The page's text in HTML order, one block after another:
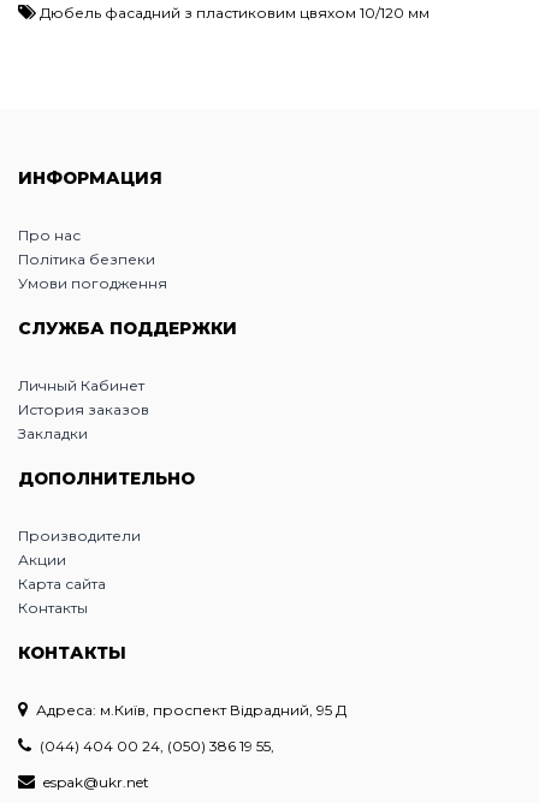
Дюбель фасадний з пластиковим цвяхом 10/120 мм
ИНФОРМАЦИЯ
Про нас
Політика безпеки
Умови погодження
СЛУЖБА ПОДДЕРЖКИ
Личный Кабинет
История заказов
Закладки
ДОПОЛНИТЕЛЬНО
Производители
Акции
Карта сайта
Контакты
КОНТАКТЫ
Адреса: м.Київ, проспект Відрадний, 95 Д
(044) 404 00 24, (050) 386 19 55,
espak@ukr.net